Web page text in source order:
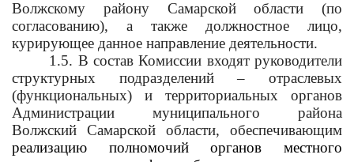
Волжскому району Самарской области (по
согласованию), а также должностное лицо,
курирующее данное направление деятельности.
1.5. В состав Комиссии входят руководители
структурных подразделений – отраслевых
(функциональных) и территориальных органов
Администрации муниципального района
Волжский Самарской области, обеспечивающим
реализацию полномочий органов местного